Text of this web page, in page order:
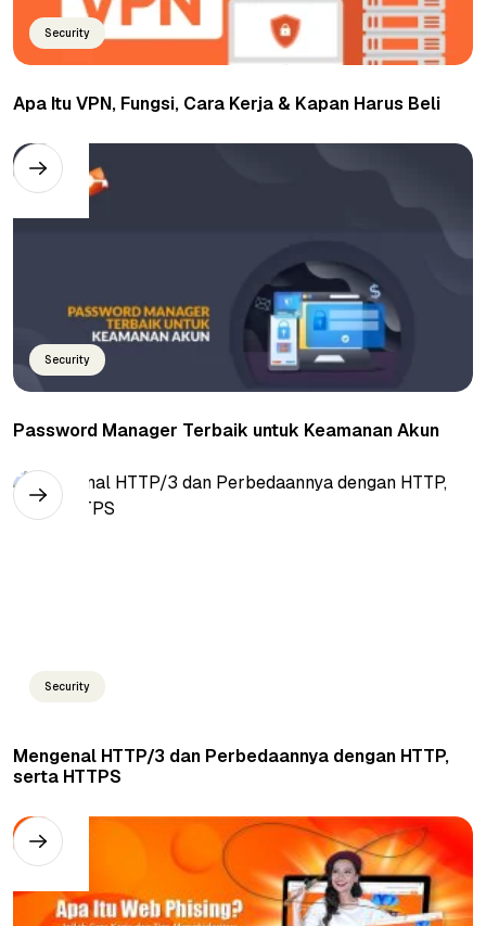
Security
Apa Itu VPN, Fungsi, Cara Kerja & Kapan Harus Beli
Security
Password Manager Terbaik untuk Keamanan Akun
Security
Mengenal HTTP/3 dan Perbedaannya dengan HTTP,
serta HTTPS